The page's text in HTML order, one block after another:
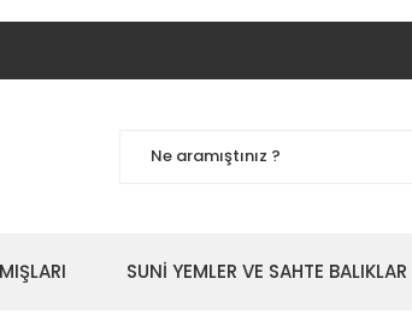
SUNİ YEMLER VE SAHTE BALIKLAR